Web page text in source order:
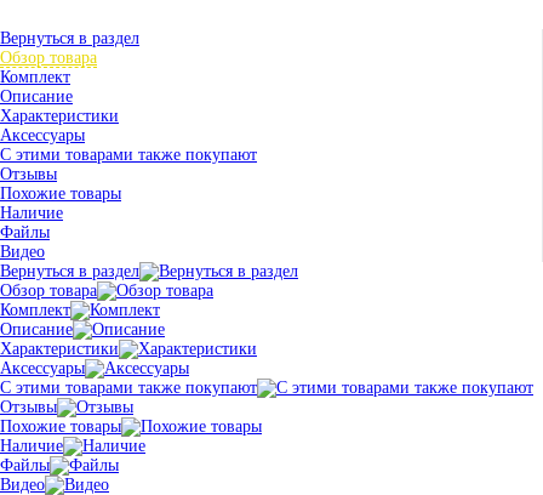
Вернуться в раздел
Обзор товара
Комплект
Описание
Характеристики
Аксессуары
С этими товарами также покупают
Отзывы
Похожие товары
Наличие
Файлы
Видео
Вернуться в раздел
Обзор товара
Комплект
Описание
Характеристики
Аксессуары
С этими товарами также покупают
Отзывы
Похожие товары
Наличие
Файлы
Видео